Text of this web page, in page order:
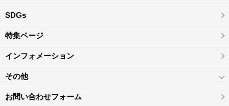
SDGs
特集ページ
インフォメーション
その他
お問い合わせフォーム